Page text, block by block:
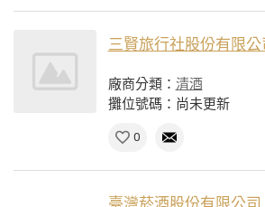
三賢旅行社股份有限公
廠商分類： 清酒
攤位號碼：尚未更新
0